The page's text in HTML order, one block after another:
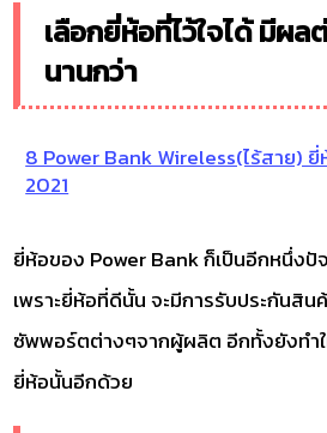
เลือกยี่ห้อที่ไว้ใจได้ มีผล
นานกว่า
8 Power Bank Wireless(ไร้สาย) ยี่
2021
ยี่ห้อของ Power Bank ก็เป็นอีกหนึ่งปั
เพราะยี่ห้อที่ดีนั้น จะมีการรับประกันสิน
ซัพพอร์ตต่างๆจากผู้ผลิต อีกทั้งยังทำ
ยี่ห้อนั้นอีกด้วย